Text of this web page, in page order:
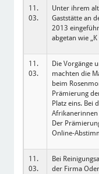
11.
03.
Unter ihrem
Gaststätte an
2013
abgetan wie
11.
03.
Die Vorgänge
machten die
beim
Prämierung
Platz eins. Bei
Der
Online-
11.
03.
Bei
der Firma